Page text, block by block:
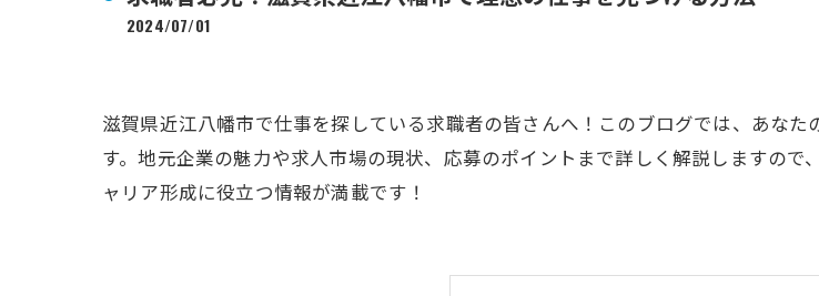
2024/07/01
滋賀県近江八幡市で仕事を探している求職者の皆さんへ！このブログでは、あな
す。地元企業の魅力や求人市場の現状、応募のポイントまで詳しく解説しますの
ャリア形成に役立つ情報が満載です！